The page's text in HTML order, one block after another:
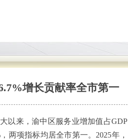
命财产安全和社会大局稳定
增长贡献率全市第一
以来，渝中区服务业增加值占GDP
两项指标均居全市第一。2025年，